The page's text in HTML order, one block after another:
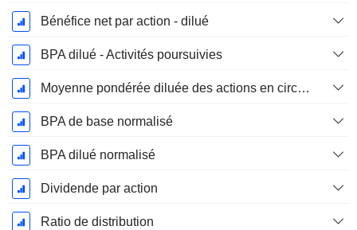
Bénéfice net par action - dilué
BPA dilué - Activités poursuivies
Moyenne pondérée diluée des actions en circulation
BPA de base normalisé
BPA dilué normalisé
Dividende par action
Ratio de distribution